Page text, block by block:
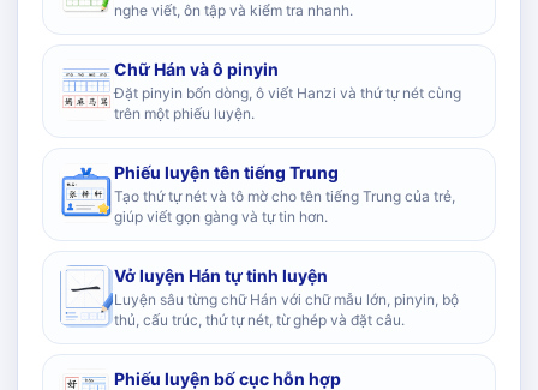
nghe viết, ôn tập và kiểm tra nhanh.
Chữ Hán và ô pinyin
Đặt pinyin bốn dòng, ô viết Hanzi và thứ tự nét cùng
trên một phiếu luyện.
Phiếu luyện tên tiếng Trung
Tạo thứ tự nét và tô mờ cho tên tiếng Trung của trẻ,
giúp viết gọn gàng và tự tin hơn.
Vở luyện Hán tự tinh luyện
Luyện sâu từng chữ Hán với chữ mẫu lớn, pinyin, bộ
thủ, cấu trúc, thứ tự nét, từ ghép và đặt câu.
Phiếu luyện bố cục hỗn hợp